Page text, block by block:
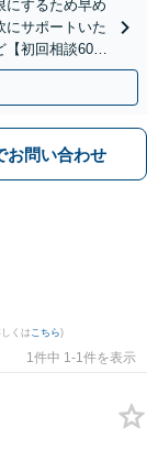
にするため早め
にサポートいた
【初回相談60分
お問い合わせ
くは こちら)
1件中 1-1件を表示